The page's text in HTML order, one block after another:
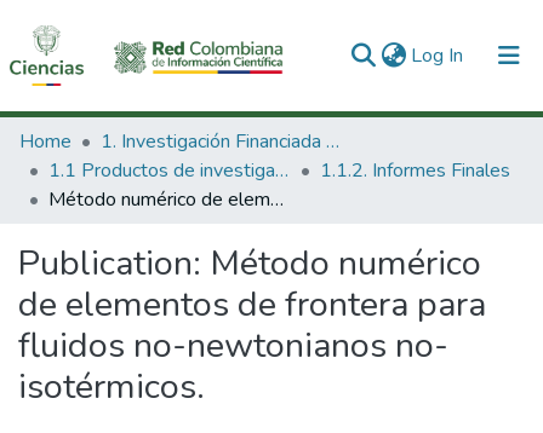
Log In (current)
Communities & Collections
All of DSpace
Home
1. Investigación Financiada con Recursos Públicos
1.1 Productos de investigación
1.1.2. Informes Finales
Método numérico de elementos de frontera para fluidos no-newtonianos no-isotérmicos.
Publication: Método numérico
de elementos de frontera para
fluidos no-newtonianos no-
isotérmicos.